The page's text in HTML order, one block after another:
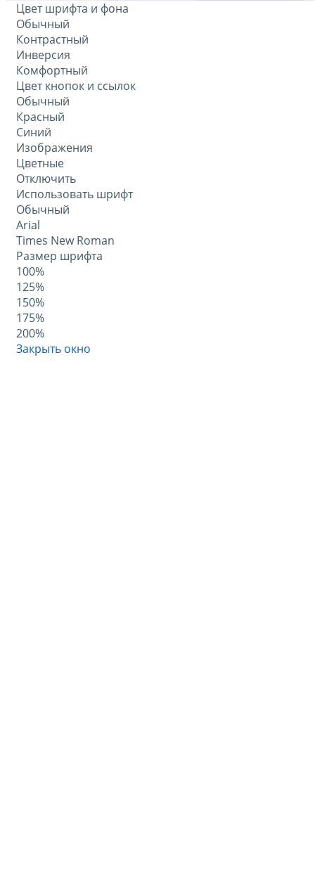
Цвет шрифта и фона
Обычный
Контрастный
Инверсия
Комфортный
Цвет кнопок и ссылок
Обычный
Красный
Синий
Изображения
Цветные
Отключить
Использовать шрифт
Обычный
Arial
Times New Roman
Размер шрифта
100%
125%
150%
175%
200%
Закрыть окно